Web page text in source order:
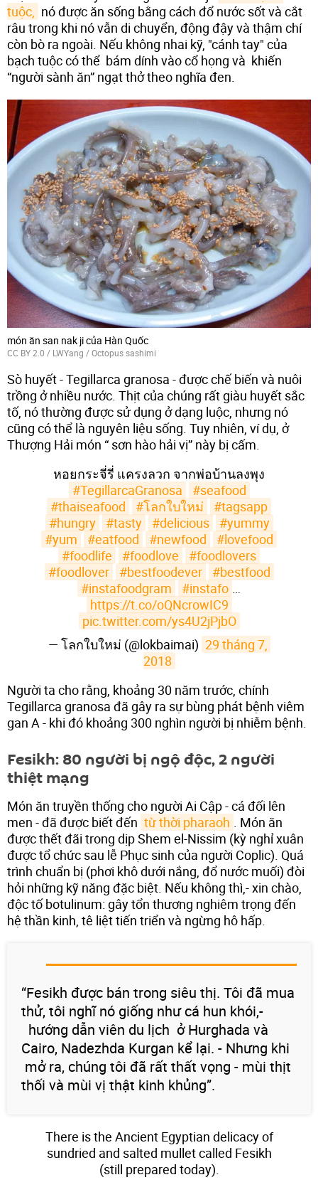
tuộc, nó được ăn sống bằng cách đổ nước sốt và cắt
râu trong khi nó vẫn di chuyển, động đậy và thậm chí
còn bò ra ngoài. Nếu không nhai kỹ, "cánh tay" của
bạch tuộc có thể bám dính vào cổ họng và khiến
“người sành ăn” ngạt thở theo nghĩa đen.
món ăn san nak ji của Hàn Quốc
CC BY 2.0 / LWYang /Octopus sashimi
Sò huyết - Tegillarca granosa - được chế biến và nuôi
trồng ở nhiều nước. Thịt của chúng rất giàu huyết sắc
tố, nó thường được sử dụng ở dạng luộc, nhưng nó
cũng có thể là nguyên liệu sống. Tuy nhiên, ví dụ, ở
Thượng Hải món “ sơn hào hải vị” này bị cấm.
หอยกระจี่รี่ แครงลวก จากพ่อบ้านลงพุง
#TegillarcaGranosa
#seafood
#thaiseafood
#โลกใบใหม่
#tagsapp
#hungry
#tasty #delicious
#yummy
#yum
#eatfood #newfood
#lovefood
#foodlife
#foodlove
#foodlovers
#foodlover
#bestfoodever
#bestfood
#instafoodgram
#instafo …
https://t.co/oQNcrowIC9
pic.twitter.com/ys4U2jPjbO
— โลกใบใหม่ (@lokbaimai) 29 tháng 7,
2018
Người ta cho rằng, khoảng 30 năm trước, chính
Tegillarca granosa đã gây ra sự bùng phát bệnh viêm
gan A - khi đó khoảng 300 nghìn người bị nhiễm bệnh.
Fesikh: 80 người bị ngộ độc, 2 người
thiệt mạng
Món ăn truyền thống cho người Ai Cập - cá đối lên
men - đã được biết đến từ thời pharaoh
. Món ăn
được thết đãi trong dịp Shem el-Nissim (kỳ nghỉ xuân
được tổ chức sau lễ Phục sinh của người Coplic). Quá
trình chuẩn bị (phơi khô dưới nắng, đổ nước muối) đòi
hỏi những kỹ năng đặc biệt. Nếu không thì,- xin chào,
độc tố botulinum: gây tổn thương nghiêm trọng đến
hệ thần kinh, tê liệt tiến triển và ngừng hô hấp.
“Fesikh được bán trong siêu thị. Tôi đã mua
thử, tôi nghĩ nó giống như cá hun khói,-
hướng dẫn viên du lịch ở Hurghada và
Cairo, Nadezhda Kurgan kể lại. - Nhưng khi
mở ra, chúng tôi đã rất thất vọng - mùi thịt
thối và mùi vị thật kinh khủng”.
There is the Ancient Egyptian delicacy of
sundried and salted mullet called Fesikh
(still prepared today).